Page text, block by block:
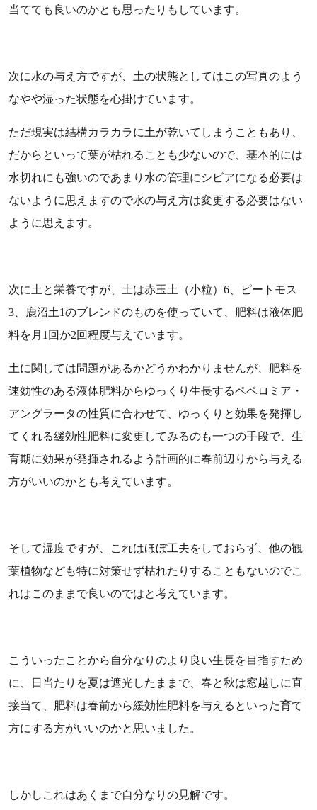
当てても良いのかとも思ったりもしています。
次に水の与え方ですが、土の状態としてはこの写真のよう
なやや湿った状態を心掛けています。
ただ現実は結構カラカラに土が乾いてしまうこともあり、
だからといって葉が枯れることも少ないので、基本的には
水切れにも強いのであまり水の管理にシビアになる必要は
ないように思えますので水の与え方は変更する必要はない
ように思えます。
次に土と栄養ですが、土は赤玉土（小粒）6、ピートモス
3、鹿沼土1のブレンドのものを使っていて、肥料は液体肥
料を月1回か2回程度与えています。
土に関しては問題があるかどうかわかりませんが、肥料を
速効性のある液体肥料からゆっくり生長するペペロミア・
アングラータの性質に合わせて、ゆっくりと効果を発揮し
てくれる緩効性肥料に変更してみるのも一つの手段で、生
育期に効果が発揮されるよう計画的に春前辺りから与える
方がいいのかとも考えています。
そして湿度ですが、これはほぼ工夫をしておらず、他の観
葉植物なども特に対策せず枯れたりすることもないのでこ
れはこのままで良いのではと考えています。
こういったことから自分なりのより良い生長を目指すため
に、日当たりを夏は遮光したままで、春と秋は窓越しに直
接当て、肥料は春前から緩効性肥料を与えるといった育て
方にする方がいいのかと思いました。
しかしこれはあくまで自分なりの見解です。